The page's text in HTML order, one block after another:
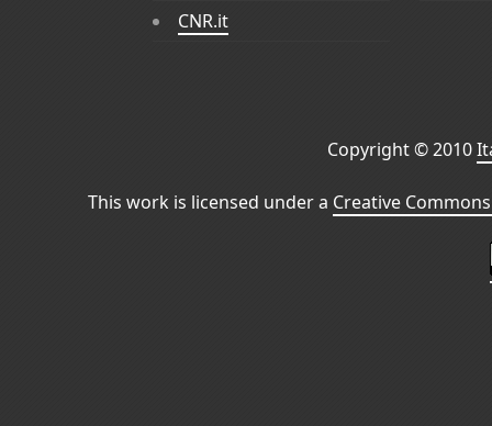
CNR.it
Copyright © 2010
This work is licensed under a Creative